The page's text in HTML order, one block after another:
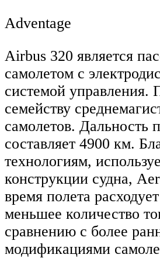
Adventage
Airbus 320 является
самолетом с
системой управления.
семейству
самолетов. Дальность
составляет 4900 км.
технологиям,
конструкции судна,
время полета
меньшее количество
сравнению с более
модификациями